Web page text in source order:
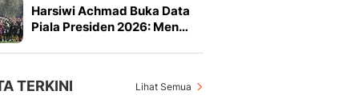
Harsiwi Achmad Buka Data
Piala Presiden 2026: Men…
TERKINI Lihat Semua